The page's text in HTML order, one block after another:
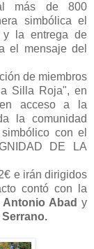
más de 800
simbólica el
la entrega de
el mensaje del
de miembros
Silla Roja", en
acceso a la
la comunidad
con el
DE LA
e irán dirigidos
contó con la
Antonio Abad y
Serrano.